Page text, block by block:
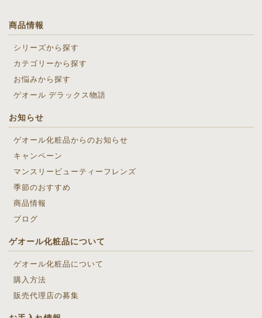
商品情報
シリーズから探す
カテゴリーから探す
お悩みから探す
ゲオール デラックス物語
お知らせ
ゲオール化粧品からのお知らせ
キャンペーン
マンスリービューティーフレンズ
季節のおすすめ
商品情報
ブログ
ゲオール化粧品について
ゲオール化粧品について
購入方法
販売代理店の募集